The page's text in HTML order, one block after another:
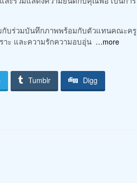
บร่วมบันทึกภาพพร้อมกับตัวแทนคณะครู
าะ และความรักความอบอุ่น …more
Tumblr Digg